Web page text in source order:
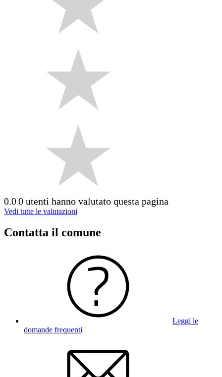
0.00 utenti hanno valutato questa pagina
Vedi tutte le valutazioni
Contatta il comune
Leggi le
domande frequenti